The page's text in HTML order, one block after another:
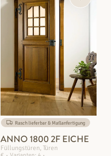
Rasch lieferbar & Maßanfertigung
ANNO 1800 2F EICHE
Füllungstüren, Türen